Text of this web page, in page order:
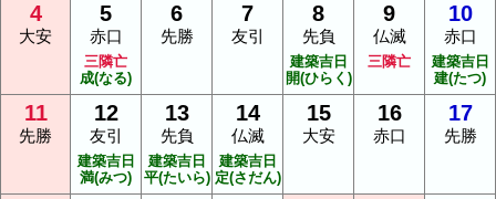
4
大安
5
赤口
三隣亡
成(なる)
6
先勝
7
友引
8
先負
建築吉日
開(ひらく)
9
仏滅
三隣亡
10
赤口
建築吉日
建(たつ)
11
先勝
12
友引
建築吉日
満(みつ)
13
先負
建築吉日
平(たいら)
14
仏滅
建築吉日
定(さだん)
15
大安
16
赤口
17
先勝